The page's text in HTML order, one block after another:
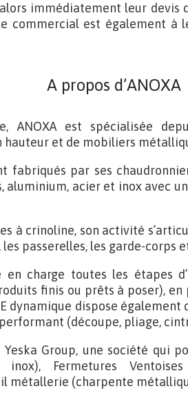
immédiatement leur devis
commercial est également
A propos d’ANOXA
ANOXA est spécialisée
hauteur et de mobiliers
fabriqués par ses
aluminium, acier et inox avec
à crinoline, son activité
les passerelles, les garde-corps
en charge toutes les étapes
finis ou prêts à poser),
dynamique dispose
(découpe, pliage,
Group, une société qui
inox), Fermetures
métallerie (charpente